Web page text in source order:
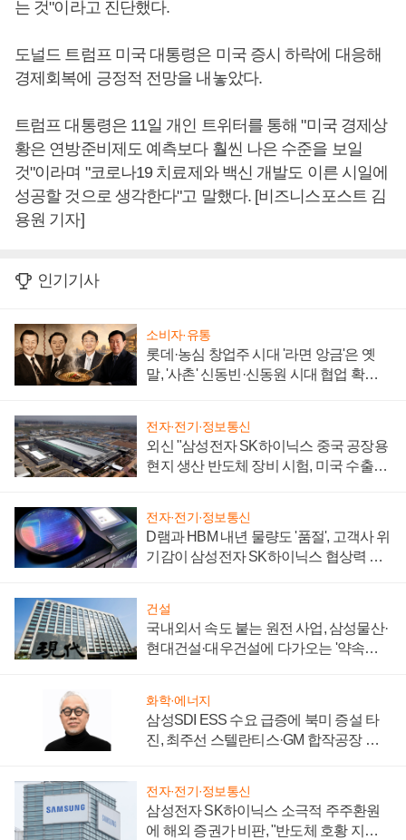
는 것"이라고 진단했다.
도널드 트럼프 미국 대통령은 미국 증시 하락에 대응해
경제회복에 긍정적 전망을 내놓았다.
트럼프 대통령은 11일 개인 트위터를 통해 "미국 경제상
황은 연방준비제도 예측보다 훨씬 나은 수준을 보일
것"이라며 "코로나19 치료제와 백신 개발도 이른 시일에
성공할 것으로 생각한다"고 말했다. [비즈니스포스트 김
용원 기자]
인기기사
소비자·유통
롯데·농심 창업주 시대 '라면 앙금'은 옛
말, '사촌' 신동빈·신동원 시대 협업 확대
전자·전기·정보통신
외신 "삼성전자 SK하이닉스 중국 공장용
현지 생산 반도체 장비 시험, 미국 수출통
전자·전기·정보통신
D램과 HBM 내년 물량도 '품절', 고객사 위
기감이 삼성전자 SK하이닉스 협상력 더
건설
국내외서 속도 붙는 원전 사업, 삼성물산·
현대건설·대우건설에 다가오는 '약속의
화학·에너지
삼성SDI ESS 수요 급증에 북미 증설 타
진, 최주선 스텔란티스·GM 합작공장 건
전자·전기·정보통신
삼성전자 SK하이닉스 소극적 주주환원
에 해외 증권가 비판, "반도체 호황 지속